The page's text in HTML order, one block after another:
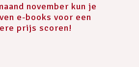
november kun je
e-books voor een
prijs scoren!